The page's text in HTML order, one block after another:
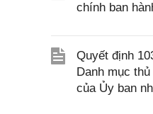
chính ban
Quyết định
Danh mục
của Ủy ban